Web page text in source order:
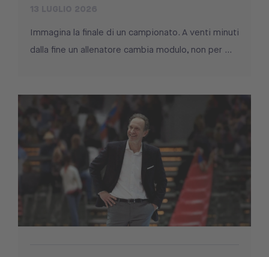
Immagina la finale di un campionato. A venti minuti
dalla fine un allenatore cambia modulo, non per ...